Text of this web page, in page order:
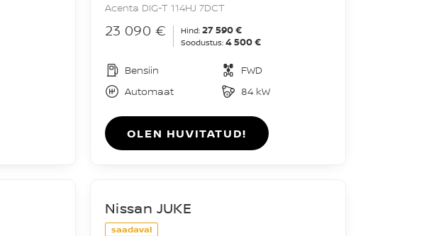
Acenta DIG-T 114HJ 7DCT
23 090 € Hind: 27 590 €
Soodustus: 4 500 €
Bensiin
FWD
Automaat
84 kW
OLEN HUVITATUD!
saadaval
Nissan JUKE